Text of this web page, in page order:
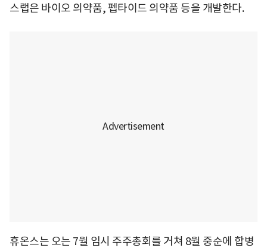
스랩은 바이오 의약품, 펩타이드 의약품 등을 개발한다.
휴온스는 오는 7월 임시 주주총회를 거쳐 8월 중순에 합병